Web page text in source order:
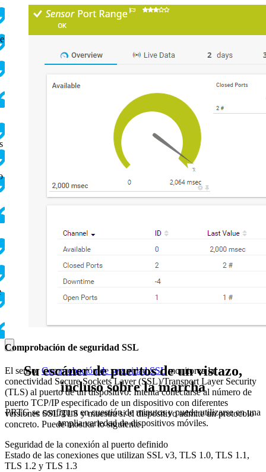
Comprobación de seguridad SSL
El sensorComprobación de seguridad SSL monitorea la
conectividad Secure Sockets Layer (SSL)/Transport Layer Security
(TLS) al puerto de un dispositivo. Intenta conectarse al número de
puerto TCP/IP especificado de un dispositivo con diferentes
versiones SSL/TLS y muestra si el dispositivo admite un protocolo
concreto. Puede mostrar lo siguiente
Seguridad de la conexión al puerto definido
Estado de las conexiones que utilizan SSL v3, TLS 1.0, TLS 1.1,
TLS 1.2 y TLS 1.3
Su escáner de puertos de un vistazo,
incluso sobre la marcha
PRTG se configura en cuestión de minutos y puede utilizarse en una
amplia variedad de dispositivos móviles.